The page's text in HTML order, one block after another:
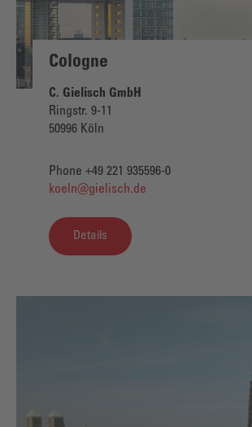
Cologne
C. Gielisch GmbH
Ringstr. 9-11
50996 Köln
Phone +49 221 935596-0
koeln@gielisch.de
Details